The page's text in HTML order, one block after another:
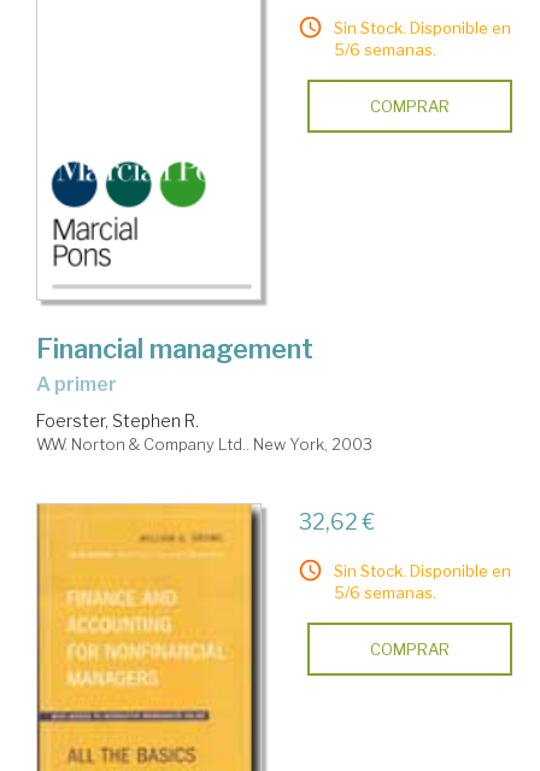
Sin Stock. Disponible en
5/6 semanas.
COMPRAR
Financial management
a primer
Foerster, Stephen R.
W.W. Norton & Company Ltd.. New York, 2003
32,62 €
Sin Stock. Disponible en
5/6 semanas.
COMPRAR